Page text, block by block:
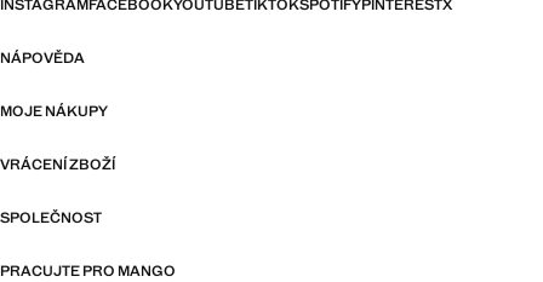
INSTAGRAMFACEBOOKYOUTUBETIKTOKSPOTIFYPINTERESTX
NÁPOVĚDA
MOJE NÁKUPY
VRÁCENÍ ZBOŽÍ
SPOLEČNOST
PRACUJTE PRO MANGO